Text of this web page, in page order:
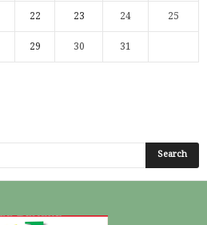
22 23 24 25
29 30 31